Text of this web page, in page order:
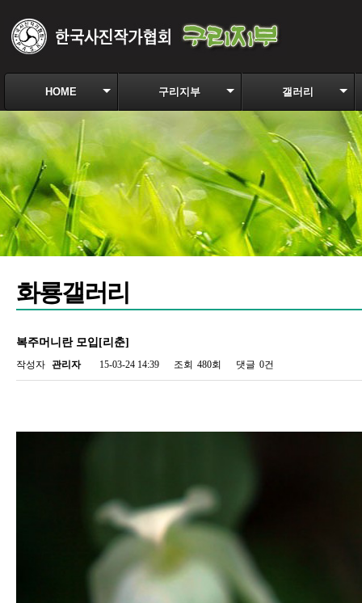
HOME 구리지부 갤러리
화룡갤러리
복주머니란 모입[리춘]
작성자 관리자 15-03-24 14:39 조회 480회 댓글 0건